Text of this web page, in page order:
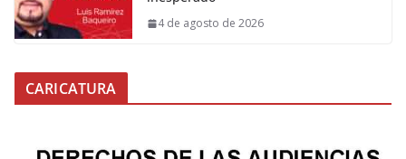
4 de agosto de 2026
CARICATURA